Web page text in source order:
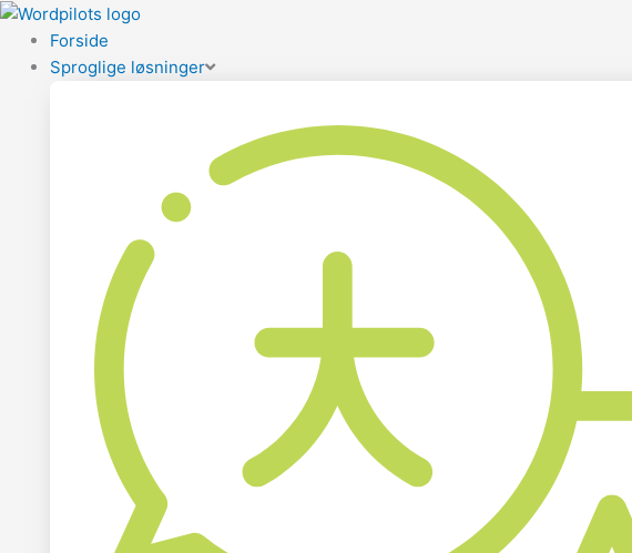
Forside
Sproglige løsninger